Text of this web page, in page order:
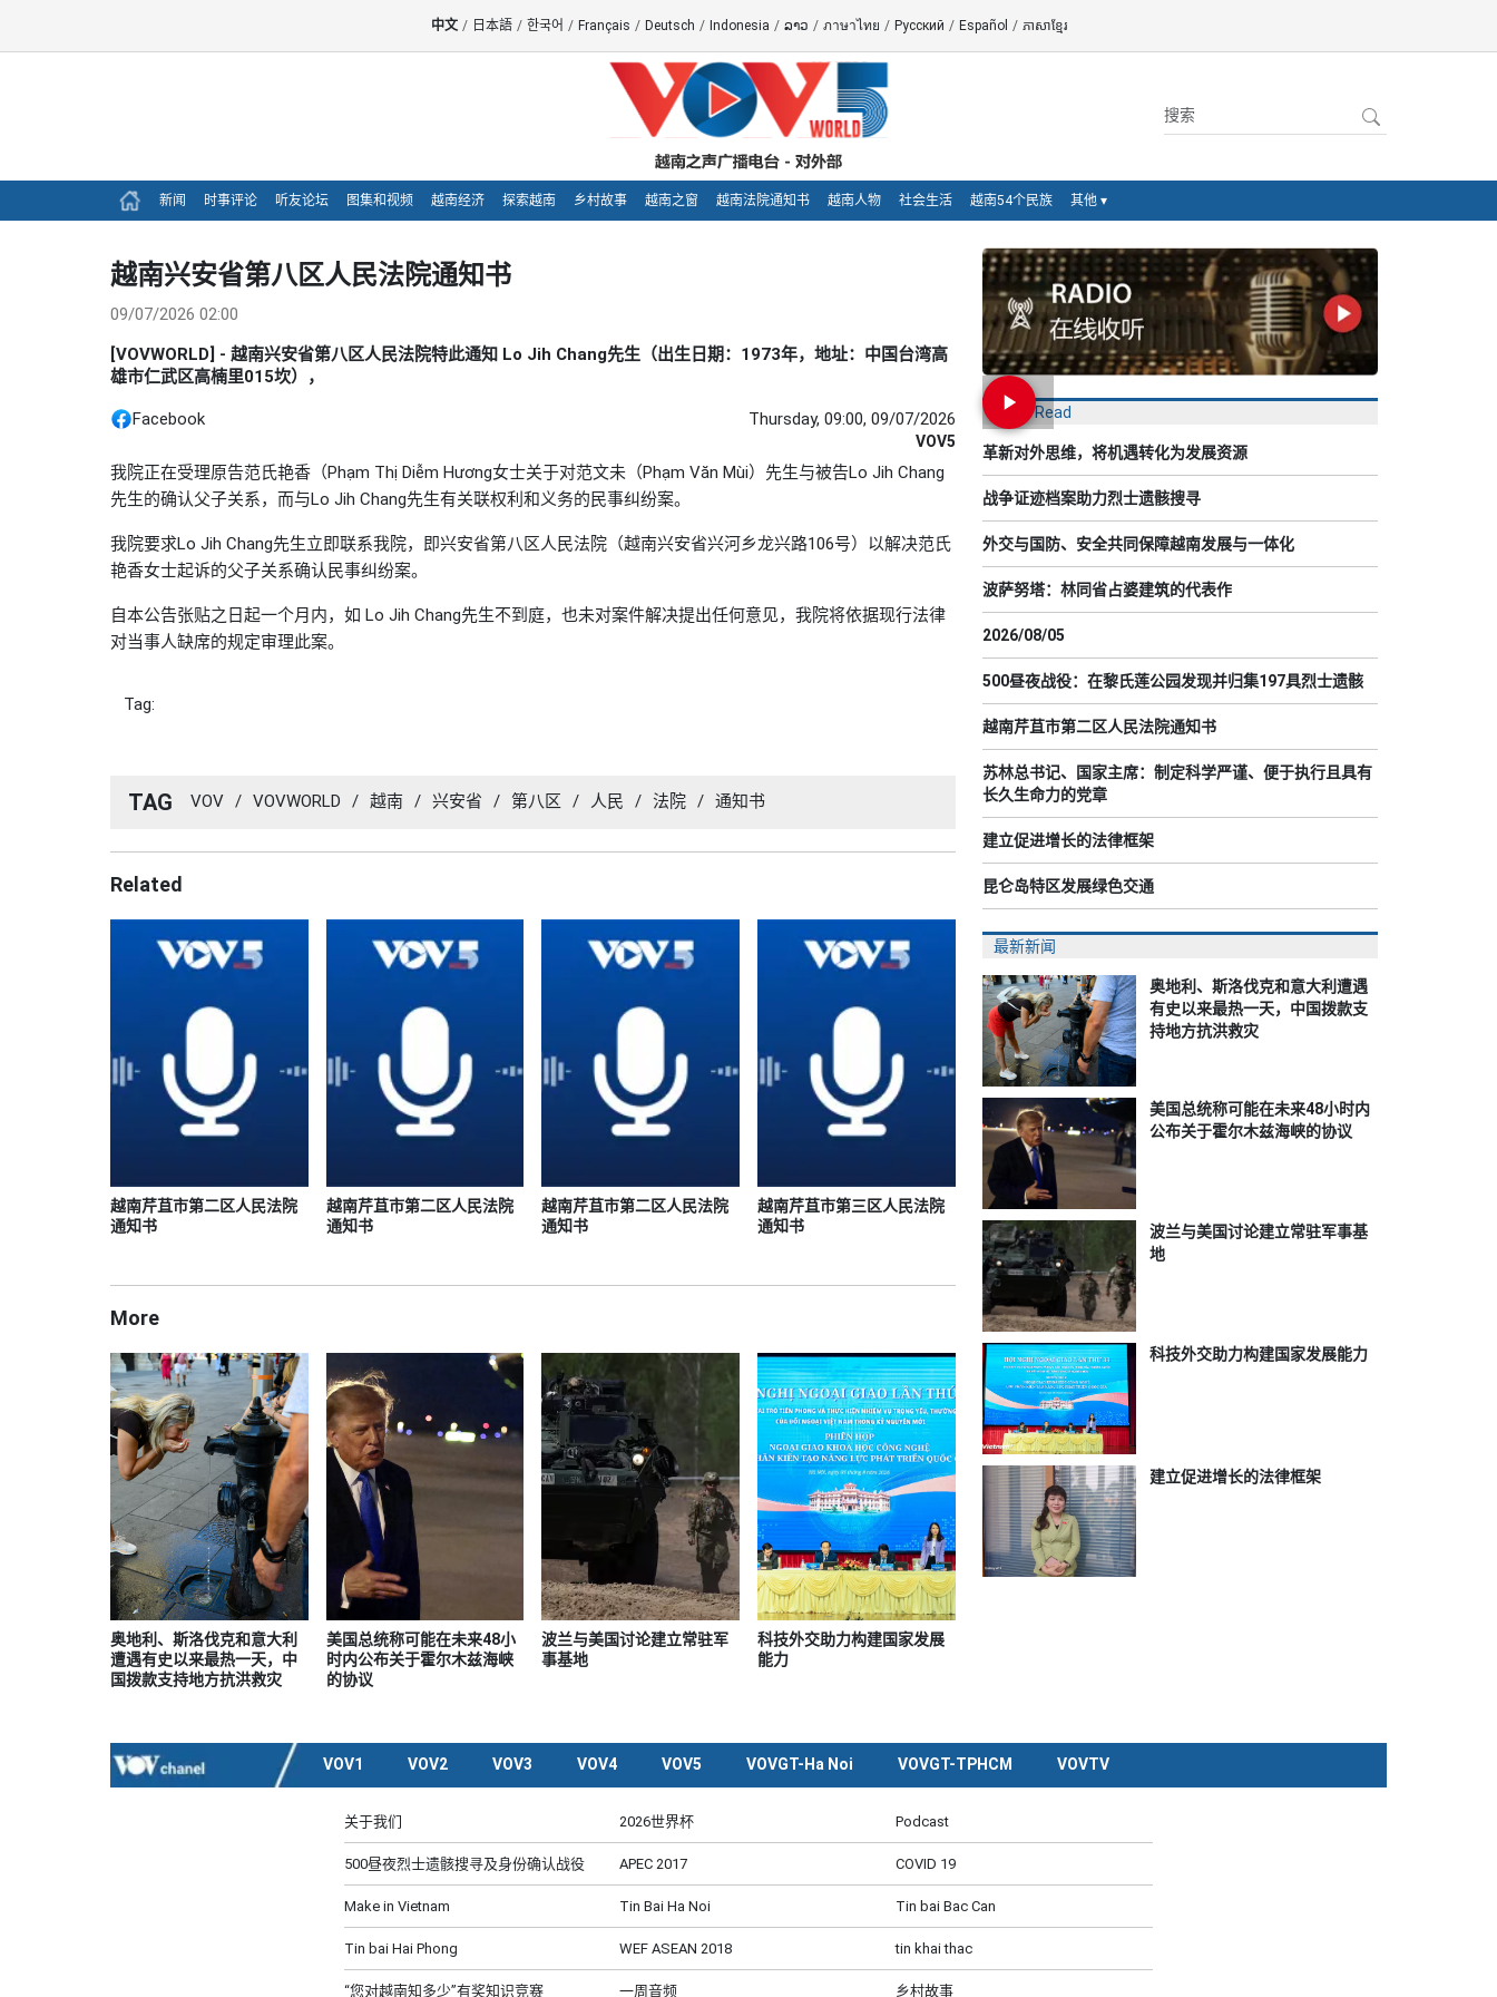
中文 / 日本語 / 한국어 / Français / Deutsch / Indonesia / ລາວ / ภาษาไทย / Русский / Español / ភាសាខ្មែរ
新闻 时事评论 听友论坛 图集和视频 越南经济 探索越南 乡村故事 越南之窗 越南法院通知书 越南人物 社会生活 越南54个民族 其他 ▾
越南兴安省第八区人民法院通知书
09/07/2026 02:00
[VOVWORLD] - 越南兴安省第八区人民法院特此通知 Lo Jih Chang先生（出生日期：1973年，地址：中国台湾高
雄市仁武区高楠里015坎），
Facebook Thursday, 09:00, 09/07/2026
VOV5
我院正在受理原告范氏艳香（Phạm Thị Diễm Hương女士关于对范文未（Phạm Văn Mùi）先生与被告Lo Jih Chang
先生的确认父子关系，而与Lo Jih Chang先生有关联权利和义务的民事纠纷案。
我院要求Lo Jih Chang先生立即联系我院，即兴安省第八区人民法院（越南兴安省兴河乡龙兴路106号）以解决范氏
艳香女士起诉的父子关系确认民事纠纷案。
自本公告张贴之日起一个月内，如 Lo Jih Chang先生不到庭，也未对案件解决提出任何意见，我院将依据现行法律
对当事人缺席的规定审理此案。
Tag:
TAG VOV / VOVWORLD / 越南 / 兴安省 / 第八区 / 人民 / 法院 / 通知书
Related
越南芹苴市第二区人民法院
通知书
越南芹苴市第二区人民法院
通知书
越南芹苴市第二区人民法院
通知书
越南芹苴市第三区人民法院
通知书
More
奥地利、斯洛伐克和意大利
遭遇有史以来最热一天，中
国拨款支持地方抗洪救灾
美国总统称可能在未来48小
时内公布关于霍尔木兹海峡
的协议
波兰与美国讨论建立常驻军
事基地
科技外交助力构建国家发展
能力
Most Read
革新对外思维，将机遇转化为发展资源
战争证迹档案助力烈士遗骸搜寻
外交与国防、安全共同保障越南发展与一体化
波萨努塔：林同省占婆建筑的代表作
2026/08/05
500昼夜战役：在黎氏莲公园发现并归集197具烈士遗骸
越南芹苴市第二区人民法院通知书
苏林总书记、国家主席：制定科学严谨、便于执行且具有
长久生命力的党章
建立促进增长的法律框架
昆仑岛特区发展绿色交通
最新新闻
奥地利、斯洛伐克和意大利遭遇
有史以来最热一天，中国拨款支
持地方抗洪救灾
美国总统称可能在未来48小时内
公布关于霍尔木兹海峡的协议
波兰与美国讨论建立常驻军事基
地
科技外交助力构建国家发展能力
建立促进增长的法律框架
VOV1 VOV2 VOV3 VOV4 VOV5 VOVGT-Ha Noi VOVGT-TPHCM VOVTV
关于我们 2026世界杯 Podcast
500昼夜烈士遗骸搜寻及身份确认战役 APEC 2017 COVID 19
Make in Vietnam Tin Bai Ha Noi Tin bai Bac Can
Tin bai Hai Phong WEF ASEAN 2018 tin khai thac
“您对越南知多少”有奖知识竞赛 一周音频 乡村故事